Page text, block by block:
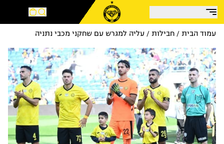
עמוד הבית / חבילות / עליה למגרש עם שחקני מכבי נתניה